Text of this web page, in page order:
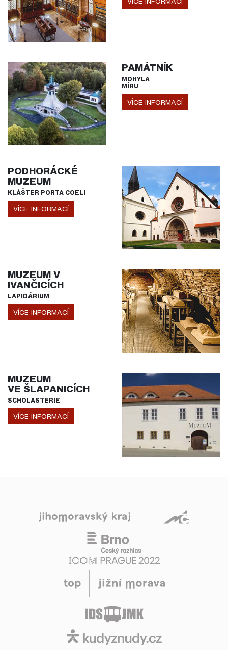
PAMÁTNÍK
MOHYLA
MÍRU
VÍCE INFORMACÍ
PODHORÁCKÉ
MUZEUM
KLÁŠTER PORTA COELI
VÍCE INFORMACÍ
MUZEUM V
IVANČICÍCH
LAPIDÁRIUM
VÍCE INFORMACÍ
MUZEUM
VE ŠLAPANICÍCH
SCHOLASTERIE
VÍCE INFORMACÍ